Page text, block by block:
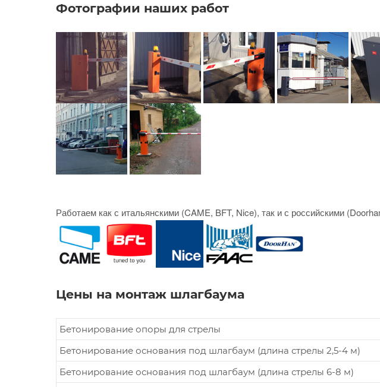
Фотографии наших работ
Работаем как с итальянскими (CAME, BFT, Nice), так и с российскими
Цены на монтаж шлагбаума
Бетонирование опоры для стрелы
Бетонирование основания под шлагбаум (длина стрелы 2,5-4 м)
Бетонирование основания под шлагбаум (длина стрелы 6-8 м)